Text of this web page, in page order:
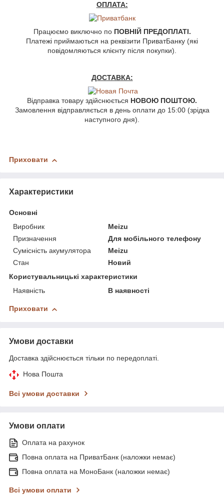
ОПЛАТА:
Працюємо виключно по ПОВНІЙ ПРЕДОПЛАТІ.
Платежі приймаються на реквізити ПриватБанку (які
повідомляються клієнту після покупки).
ДОСТАВКА:
Відправка товару здійснюється НОВОЮ ПОШТОЮ.
Замовлення відправляється в день оплати до 15:00 (зрідка
наступного дня).
Приховати
Характеристики
Основні
Виробник
Meizu
Призначення
Для мобільного телефону
Сумісність акумулятора
Meizu
Стан
Новий
Користувальницькі характеристики
Наявність
В наявності
Приховати
Умови доставки
Доставка здійснюється тільки по передоплаті.
Нова Пошта
Всі умови доставки
Умови оплати
Оплата на рахунок
Повна оплата на ПриватБанк (наложки немає)
Повна оплата на МоноБанк (наложки немає)
Всі умови оплати